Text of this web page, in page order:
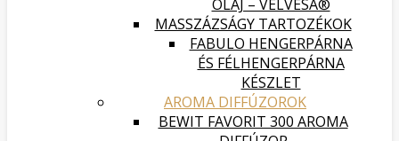
OLAJ – VELVESA®
MASSZÁZSÁGY TARTOZÉKOK
FABULO HENGERPÁRNA
ÉS FÉLHENGERPÁRNA
KÉSZLET
AROMA DIFFÚZOROK
BEWIT FAVORIT 300 AROMA